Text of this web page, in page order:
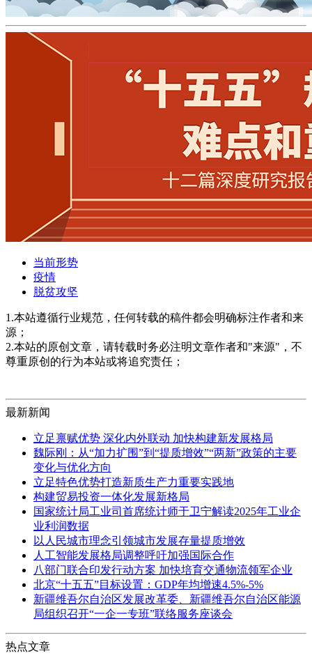
当前形势
疫情
脱贫攻坚
1.本站遵循行业规范，任何转载的稿件都会明确标注作者和来
源；
2.本站的原创文章，请转载时务必注明文章作者和"来源"，不
尊重原创的行为本站或将追究责任；
最新新闻
立足禀赋优势 深化内外联动 加快构建新发展格局
魏际刚：从“加力扩围”到“提质增效”“两新”政策的主要
变化与优化方向
立足特色优势打造新质生产力重要实践地
构建贸易投资一体化发展新格局
国家统计局工业司首席统计师于卫宁解读2025年工业企
业利润数据
以人民城市理念引领城市发展存量提质增效
人工智能发展格局调整呼吁加强国际合作
八部门联合印发行动方案 加快培育交通物流领军企业
北京“十五五”目标设置：GDP年均增速4.5%-5%
新疆维吾尔自治区发展改革委、新疆维吾尔自治区能源
局组织召开“一企一专班”联络服务座谈会
热点文章